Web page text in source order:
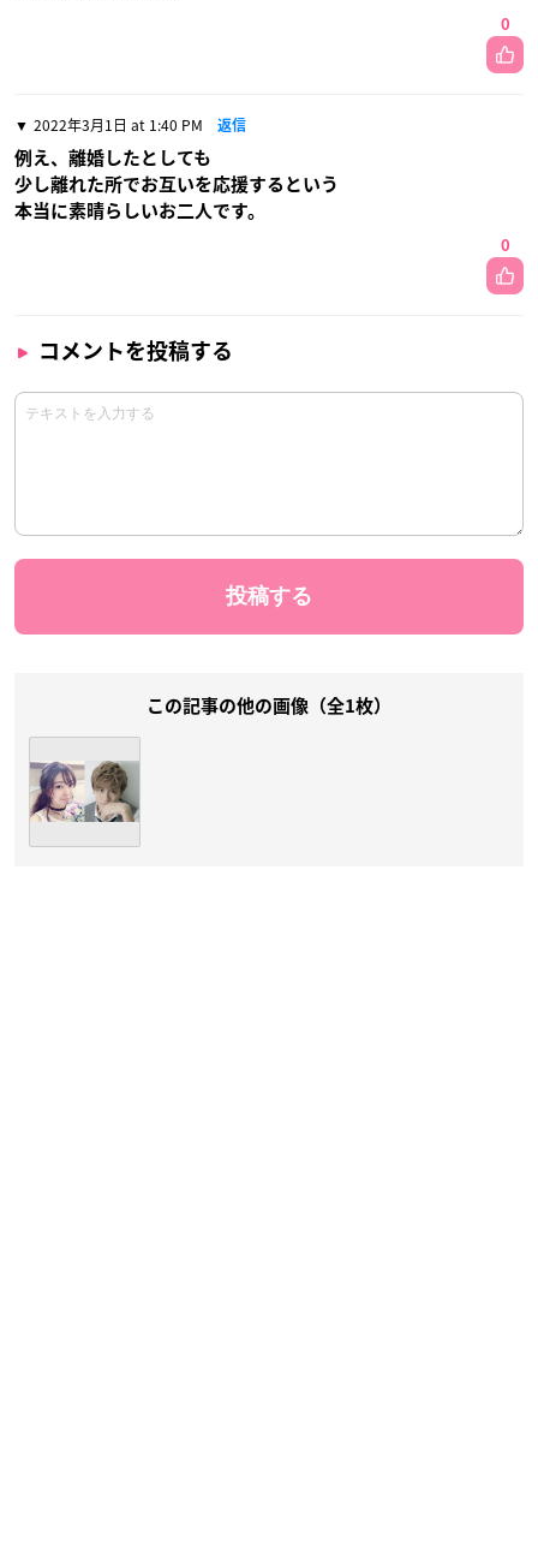
0
2022年3月1日 at 1:40 PM 返信
例え、離婚したとしても
少し離れた所でお互いを応援するという
本当に素晴らしいお二人です。
0
コメントを投稿する
この記事の他の画像（全1枚）